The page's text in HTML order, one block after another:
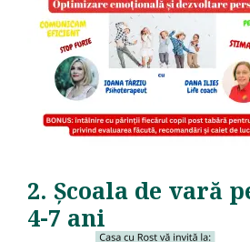
2. Școala de vară
4-7 ani